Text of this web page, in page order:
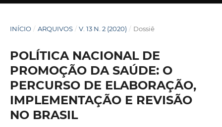
INÍCIO / ARQUIVOS / V. 13 N. 2 (2020) / Dossiê
POLÍTICA NACIONAL DE
PROMOÇÃO DA SAÚDE: O
PERCURSO DE ELABORAÇÃO,
IMPLEMENTAÇÃO E REVISÃO
NO BRASIL